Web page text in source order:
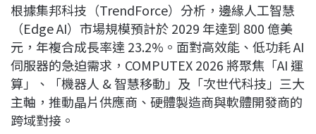
根據集邦科技（TrendForce）分析，邊緣人工智慧
（Edge AI）市場規模預計於 2029 年達到 800 億美
元，年複合成長率達 23.2%。面對高效能、低功耗 AI
伺服器的急迫需求，COMPUTEX 2026 將聚焦「AI 運
算」、「機器人 & 智慧移動」及「次世代科技」三大
主軸，推動晶片供應商、硬體製造商與軟體開發商的
跨域對接。